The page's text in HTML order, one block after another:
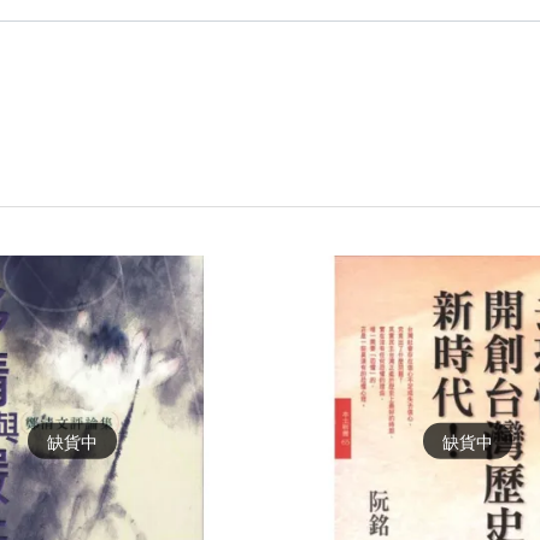
缺貨中 缺貨中